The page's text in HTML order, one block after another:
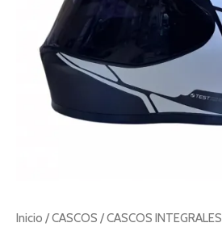
Inicio /CASCOS /CASCOS INTEGRALES
SMOKE
(200624)
cantidad